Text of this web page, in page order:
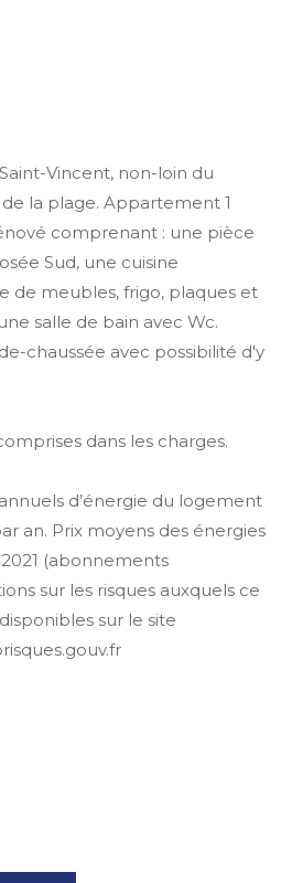
Vincent, non-loin du
la plage. Appartement 1
comprenant : une pièce
Sud, une cuisine
de meubles, frigo, plaques et
salle de bain avec Wc.
chaussée avec possibilité d'y
dans les charges.
d’énergie du logement
an. Prix moyens des énergies
(abonnements
sur les risques auxquels ce
sur le site